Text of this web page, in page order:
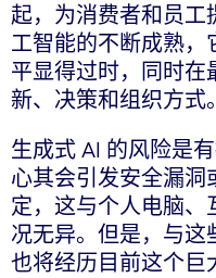
起，为消费者和员工
工智能的不断成熟，
平显得过时，同时在
新、决策和组织方式。
生成式 AI 的风险是
心其会引发安全漏洞
定，这与个人电脑、
况无异。但是，与这
也将经历目前这个巨